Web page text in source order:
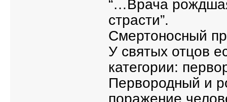
“…Врача
страсти”.
Смертоносный
У святых отцов
категории:
Первородный и
поражение